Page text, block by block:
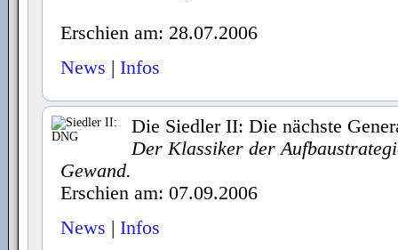
Erschien am: 28.07.2006
News | Infos
Die Siedler II: Die nächste
Der Klassiker der
Gewand.
Erschien am: 07.09.2006
News | Infos